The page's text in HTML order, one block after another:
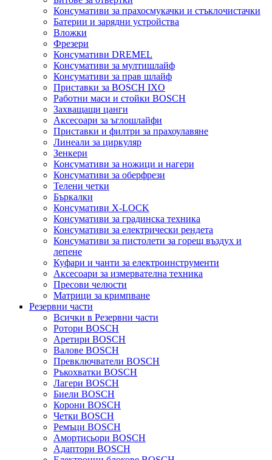
Консумативи за прахосмукачки и стъклочистачки
Батерии и зарядни устройства
Вложки
Фрезери
Консумативи DREMEL
Консумативи за мултишлайф
Консумативи за прав шлайф
Приставки за BOSCH IXO
Работни маси и стойки BOSCH
Захващащи цанги
Аксесоари за ъглошлайфи
Приставки и филтри за прахоулавяне
Линеали за циркуляр
Зенкери
Консумативи за ножици и нагери
Консумативи за оберфрези
Телени четки
Бъркалки
Консумативи X-LOCK
Консумативи за градинска техника
Консумативи за електрически рендета
Консумативи за пистолети за горещ въздух и
лепене
Куфари и чанти за електроинструменти
Аксесоари за измервателна техника
Пресови челюсти
Матрици за кримпване
Резервни части
Всички в Резервни части
Ротори BOSCH
Аретири BOSCH
Валове BOSCH
Превключватели BOSCH
Ръкохватки BOSCH
Лагери BOSCH
Биели BOSCH
Корони BOSCH
Четки BOSCH
Ремъци BOSCH
Амортисьори BOSCH
Адаптори BOSCH